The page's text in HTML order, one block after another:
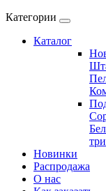
Категории
Каталог
Новинки
Распродажа
О нас